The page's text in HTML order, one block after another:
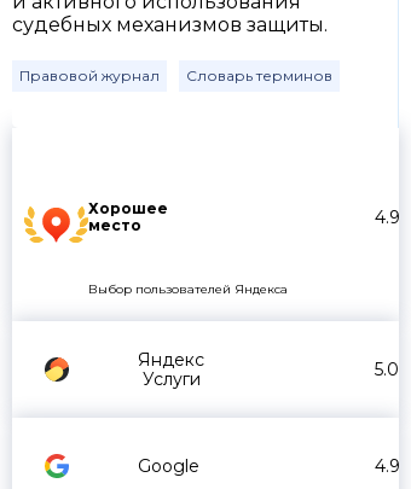
Хорошее
место
4.9
Выбор пользователей Яндекса
Яндекс
Услуги
5.0
Google 4.9
судебных механизмов защиты.
Правовой журнал Словарь терминов